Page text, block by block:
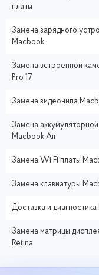
платы
Замена зарядного
Macbook
Замена встроенной
Pro 17
Замена видеочипа
Замена
Macbook Air
Замена Wi Fi платы
Замена клавиатуры
Доставка и
Замена матрицы
Retina